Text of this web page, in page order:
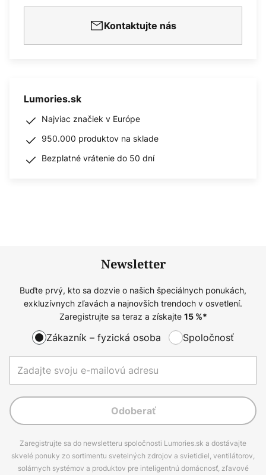
Kontaktujte nás
Lumories.sk
Najviac značiek v Európe
950.000 produktov na sklade
Bezplatné vrátenie do 50 dní
Newsletter
Buďte prvý, kto sa dozvie o našich špeciálnych ponukách,
exkluzívnych zľavách a najnovších trendoch v osvetlení.
Zaregistrujte sa teraz a získajte 15%*
Zákazník – fyzická osoba Spoločnosť
Odoberať
Zaregistrujte sa do newsletteru spoločnosti Lumories.sk a dostávajte
skvelé ponuky zo sortimentu svetelných zdrojov a svietidiel, ventilátorov,
solárnych systémov a produktov pre inteligentnú domácnosť, zľavové